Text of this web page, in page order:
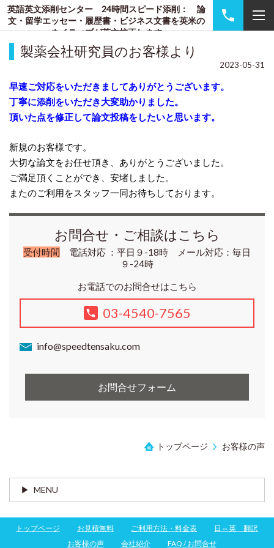
英語英文添削センター 24時間スピード添削： 論
文・留学エッセー・履歴書・ビジネス文書を英米の
ネイティブが英文校正します
製薬会社研究員のお客様より
2023-05-31
早速ご対応をいただきましてありがとうございます。
丁寧に添削をいただき大変助かりました。
頂いた点を修正して論文投稿をしたいと思います。
新規のお客様です。
大切な論文をお任せ頂き、ありがとうございました。
ご満足頂くことができ、安堵しました。
またのご利用をスタッフ一同お待ちしております。
お問合せ・ご相談はこちら
受付時間 電話対応 ：平日９-18時 メール対応：毎日
９-24時
お電話でのお問合せはこちら
03-4540-7565
info@speedtensaku.com
お問合せフォーム
トップページ お客様の声
MENU
トップページ お見積無料 ご利用方法・料金表
日⇔英 翻訳
お客様の声
会社紹介 FAQ / お問合せ